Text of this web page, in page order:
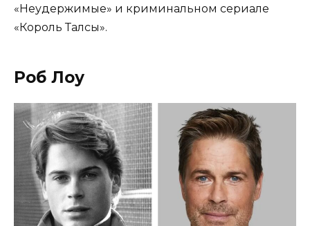
«Неудержимые» и криминальном сериале
«Король Талсы».
Роб Лоу